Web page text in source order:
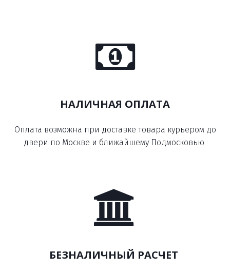
НАЛИЧНАЯ ОПЛАТА
Оплата возможна при доставке товара курьером до
двери по Москве и ближайшему Подмосковью
БЕЗНАЛИЧНЫЙ РАСЧЕТ